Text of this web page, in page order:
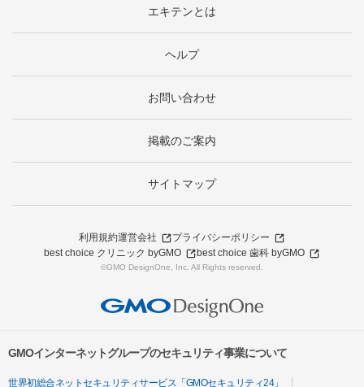
エキテンとは
ヘルプ
お問い合わせ
掲載のご案内
サイトマップ
利用規約運営会社
プライバシーポリシー
best choice クリニック byGMO
best choice 歯科 byGMO
©GMO DesignOne, Inc. All Rights reserved.
GMOインターネットグループのセキュリティ事業について
世界初総合ネットセキュリティサービス「GMOセキュリティ24」